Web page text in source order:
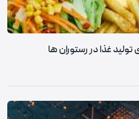
غذا در رستوران ها